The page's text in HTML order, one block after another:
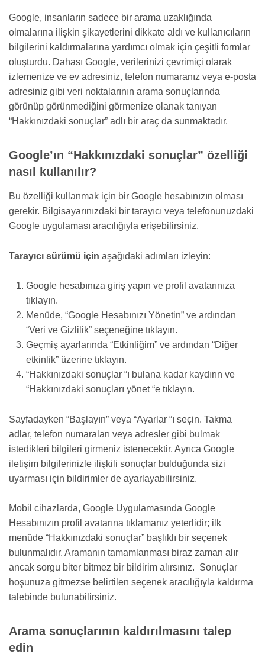
Google, insanların sadece bir arama uzaklığında
olmalarına ilişkin şikayetlerini dikkate aldı ve kullanıcıların
bilgilerini kaldırmalarına yardımcı olmak için çeşitli formlar
oluşturdu. Dahası Google, verilerinizi çevrimiçi olarak
izlemenize ve ev adresiniz, telefon numaranız veya e-posta
adresiniz gibi veri noktalarının arama sonuçlarında
görünüp görünmediğini görmenize olanak tanıyan
“Hakkınızdaki sonuçlar” adlı bir araç da sunmaktadır.
Google’ın “Hakkınızdaki sonuçlar” özelliği
nasıl kullanılır?
Bu özelliği kullanmak için bir Google hesabınızın olması
gerekir. Bilgisayarınızdaki bir tarayıcı veya telefonunuzdaki
Google uygulaması aracılığıyla erişebilirsiniz.
Tarayıcı sürümü için aşağıdaki adımları izleyin:
Google hesabınıza giriş yapın ve profil avatarınıza
tıklayın.
Menüde, “Google Hesabınızı Yönetin” ve ardından
“Veri ve Gizlilik” seçeneğine tıklayın.
Geçmiş ayarlarında “Etkinliğim” ve ardından “Diğer
etkinlik” üzerine tıklayın.
“Hakkınızdaki sonuçlar “ı bulana kadar kaydırın ve
“Hakkınızdaki sonuçları yönet “e tıklayın.
Sayfadayken “Başlayın” veya “Ayarlar “ı seçin. Takma
adlar, telefon numaraları veya adresler gibi bulmak
istedikleri bilgileri girmeniz istenecektir. Ayrıca Google
iletişim bilgilerinizle ilişkili sonuçlar bulduğunda sizi
uyarması için bildirimler de ayarlayabilirsiniz.
Mobil cihazlarda, Google Uygulamasında Google
Hesabınızın profil avatarına tıklamanız yeterlidir; ilk
menüde “Hakkınızdaki sonuçlar” başlıklı bir seçenek
bulunmalıdır. Aramanın tamamlanması biraz zaman alır
ancak sorgu biter bitmez bir bildirim alırsınız. Sonuçlar
hoşunuza gitmezse belirtilen seçenek aracılığıyla kaldırma
talebinde bulunabilirsiniz.
Arama sonuçlarının kaldırılmasını talep
edin